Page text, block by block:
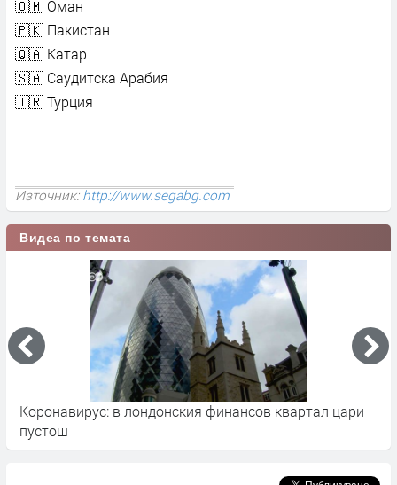
🇴🇲 Оман
🇵🇰 Пакистан
🇶🇦 Катар
🇸🇦 Саудитска Арабия
🇹🇷 Турция
Източник:http://www.segabg.com
Видеа по темата
цари
Великобритания: когато ги няма българите и